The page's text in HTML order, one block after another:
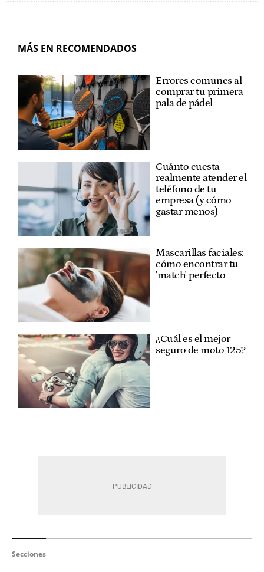
MÁS EN RECOMENDADOS
Errores comunes al
comprar tu primera
pala de pádel
Cuánto cuesta
realmente atender el
teléfono de tu
empresa (y cómo
gastar menos)
Mascarillas faciales:
cómo encontrar tu
'match' perfecto
¿Cuál es el mejor
seguro de moto 125?
Secciones